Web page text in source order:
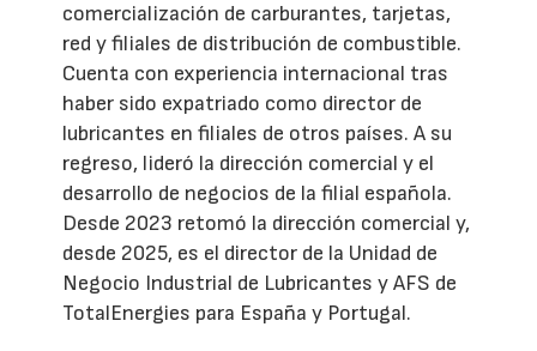
comercialización de carburantes, tarjetas,
red y filiales de distribución de combustible.
Cuenta con experiencia internacional tras
haber sido expatriado como director de
lubricantes en filiales de otros países. A su
regreso, lideró la dirección comercial y el
desarrollo de negocios de la filial española.
Desde 2023 retomó la dirección comercial y,
desde 2025, es el director de la Unidad de
Negocio Industrial de Lubricantes y AFS de
TotalEnergies para España y Portugal.